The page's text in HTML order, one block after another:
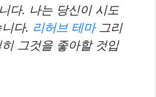
다. 나는 당신이 시도
다. 리허브 테마그리
그것을 좋아할 것입